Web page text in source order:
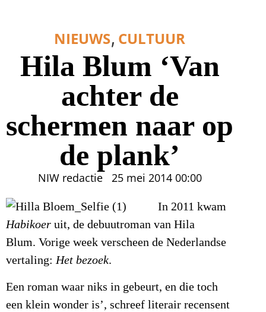
NIEUWS, CULTUUR
Hila Blum ‘Van
achter de
schermen naar op
de plank’
NIW redactie 25 mei 2014 00:00
In 2011 kwam
Habikoer uit, de debuutroman van Hila
Blum. Vorige week verscheen de Nederlandse
vertaling:Het bezoek.
Een roman waar niks in gebeurt, en die toch
een klein wonder is’, schreef literair recensent